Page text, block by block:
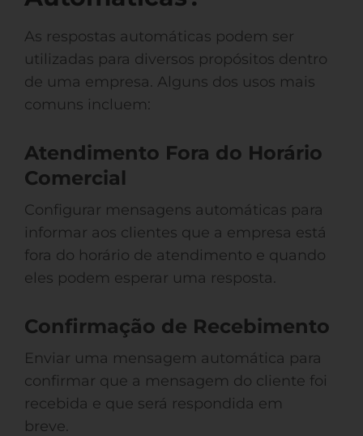
As respostas automáticas podem ser
utilizadas para diversos propósitos dentro
de uma empresa. Alguns dos usos mais
comuns incluem:
Atendimento Fora do Horário
Comercial
Configurar mensagens automáticas para
informar aos clientes que a empresa está
fora do horário de atendimento e quando
eles podem esperar uma resposta.
Confirmação de Recebimento
Enviar uma mensagem automática para
confirmar que a mensagem do cliente foi
recebida e que será respondida em
breve.